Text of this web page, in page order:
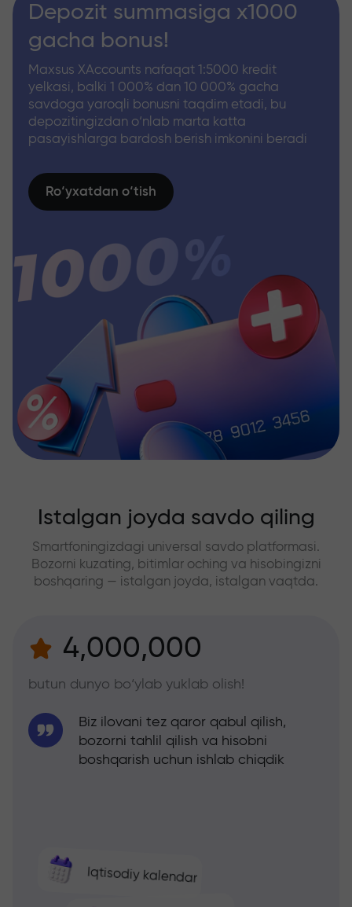
Depozit summasiga x1000
gacha bonus!
Maxsus XAccounts nafaqat 1:5000 kredit
yelkasi, balki 1 000% dan 10 000% gacha
savdoga yaroqli bonusni taqdim etadi, bu
depozitingizdan o‘nlab marta katta
pasayishlarga bardosh berish imkonini beradi
Ro‘yxatdan o‘tish
Istalgan joyda savdo qiling
Smartfoningizdagi universal savdo platformasi.
Bozorni kuzating, bitimlar oching va hisobingizni
boshqaring — istalgan joyda, istalgan vaqtda.
4,000,000
butun dunyo bo‘ylab yuklab olish!
Iqtisodiy kalendar
Biz ilovani tez qaror qabul qilish,
bozorni tahlil qilish va hisobni
boshqarish uchun ishlab chiqdik